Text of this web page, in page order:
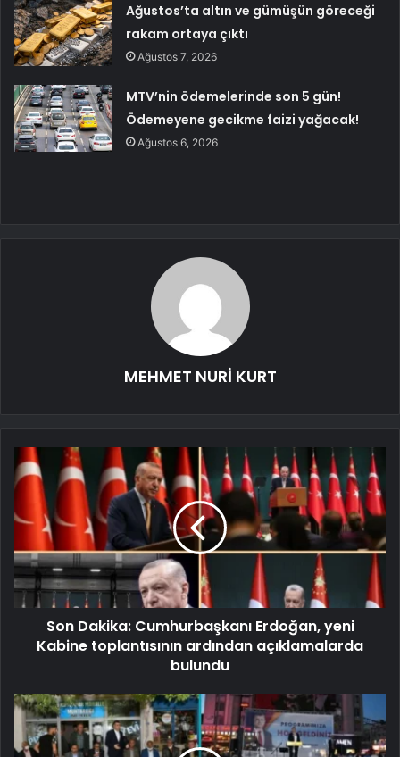
Ağustos’ta altın ve gümüşün göreceği
rakam ortaya çıktı
Ağustos 7, 2026
MTV’nin ödemelerinde son 5 gün!
Ödemeyene gecikme faizi yağacak!
Ağustos 6, 2026
MEHMET NURİ KURT
Son Dakika: Cumhurbaşkanı Erdoğan, yeni
Kabine toplantısının ardından açıklamalarda
bulundu